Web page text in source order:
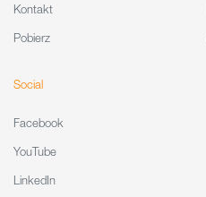
Kontakt
Pobierz
Social
Facebook
YouTube
LinkedIn